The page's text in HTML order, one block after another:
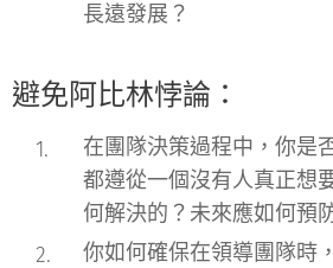
長遠發展？
避免阿比林悖論：
在團隊決策過程中，你是
都遵從一個沒有人真正想
何解決的？未來應如何預
你如何確保在領導團隊時